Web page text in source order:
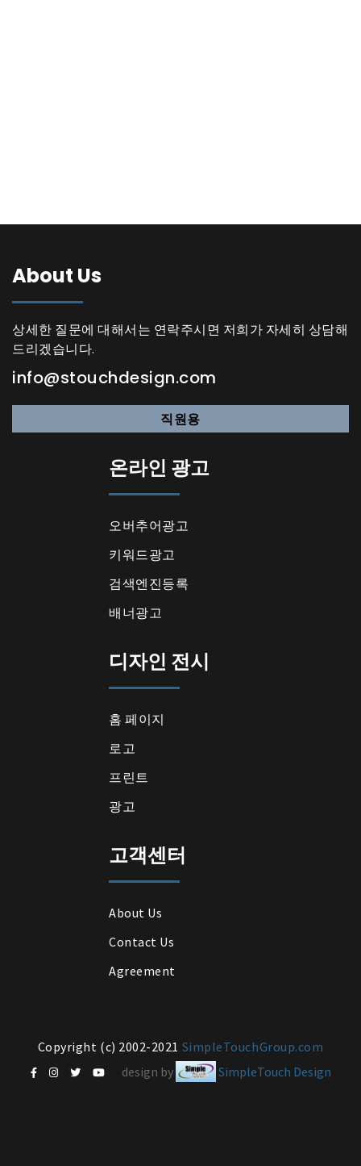
About Us
상세한 질문에 대해서는 연락주시면 저희가 자세히 상담해
드리겠습니다.
info@stouchdesign.com
직원용
온라인 광고
오버추어광고
키워드광고
검색엔진등록
배너광고
디자인 전시
홈 페이지
로고
프린트
광고
고객센터
About Us
Contact Us
Agreement
Copyright (c) 2002-2021 SimpleTouchGroup.com
design by
SimpleTouch Design